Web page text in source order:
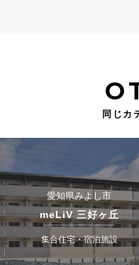
同じカ
愛知県みよし市
meLiV 三好ヶ丘
集合住宅・宿泊施設